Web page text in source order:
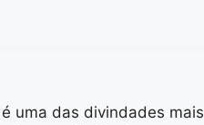
uma das divindades mais